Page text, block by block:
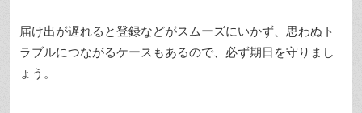
届け出が遅れると登録などがスムーズにいかず、思わぬト
ラブルにつながるケースもあるので、必ず期日を守りまし
ょう。